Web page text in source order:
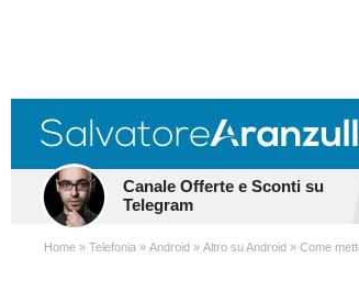
Canale Offerte e Sconti su
Telegram
Home Telefonia Android Altro su Android Come